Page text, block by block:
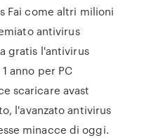
Fai come altri milioni
antivirus
gratis l'antivirus
anno per PC
scaricare avast
l'avanzato antivirus
minacce di oggi.